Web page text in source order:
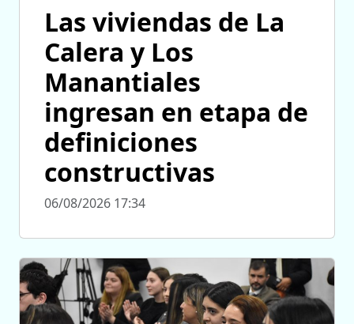
Las viviendas de La
Calera y Los
Manantiales
ingresan en etapa de
definiciones
constructivas
06/08/2026 17:34